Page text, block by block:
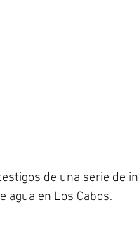
de una serie de
agua en Los Cabos.